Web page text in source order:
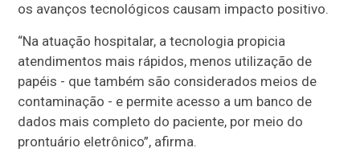
os avanços tecnológicos causam impacto positivo.
“Na atuação hospitalar, a tecnologia propicia
atendimentos mais rápidos, menos utilização de
papéis - que também são considerados meios de
contaminação - e permite acesso a um banco de
dados mais completo do paciente, por meio do
prontuário eletrônico”, afirma.